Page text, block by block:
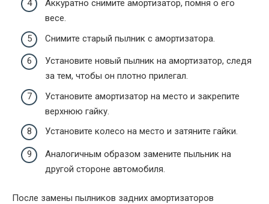
Аккуратно снимите амортизатор, помня о его
весе.
Снимите старый пылник с амортизатора.
Установите новый пылник на амортизатор, следя
за тем, чтобы он плотно прилегал.
Установите амортизатор на место и закрепите
верхнюю гайку.
Установите колесо на место и затяните гайки.
Аналогичным образом замените пыльник на
другой стороне автомобиля.
После замены пылников задних амортизаторов